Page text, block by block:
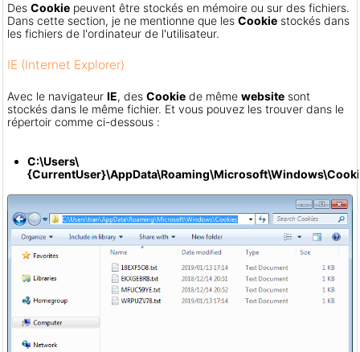
Des Cookie peuvent être stockés en mémoire ou sur des fichiers.
Dans cette section, je ne mentionne que les Cookie stockés dans
les fichiers de l'ordinateur de l'utilisateur.
IE (Internet Explorer)
Avec le navigateur IE, des Cookie de même website sont
stockés dans le même fichier. Et vous pouvez les trouver dans le
répertoir comme ci-dessous :
C:\Users\